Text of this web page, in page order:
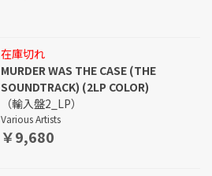
在庫切れ
MURDER WAS THE CASE (THE
SOUNDTRACK) (2LP COLOR)
（輸入盤2_LP）
Various Artists
￥9,680